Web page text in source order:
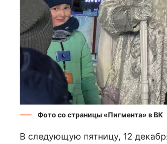
Фото со страницы «Пигмента» в ВК
В следующую пятницу, 12